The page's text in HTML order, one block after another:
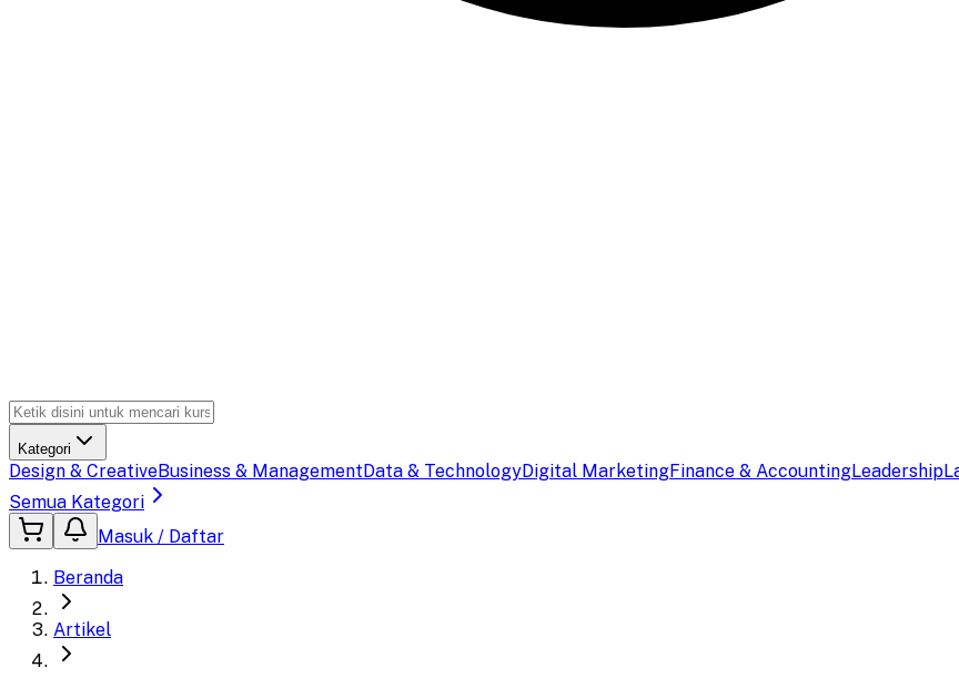
Kategori
Design & CreativeBusiness & ManagementData & TechnologyDigital MarketingFinance & AccountingLeadership
Semua Kategori
Masuk / Daftar
Beranda
Artikel